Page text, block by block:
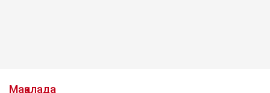
Мақалада